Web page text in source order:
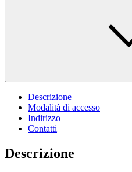
Descrizione
Modalità di accesso
Indirizzo
Contatti
Descrizione